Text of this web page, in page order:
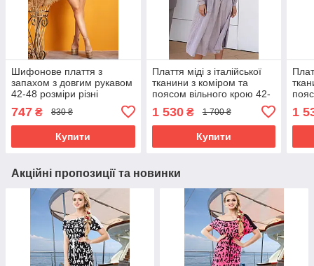
Шифонове плаття з
запахом з довгим рукавом
42-48 розміри різні
747 ₴ 830 ₴
Купити
Плаття міді з італійської
тканини з коміром та
поясом вільного крою 42-
52 розміри різні кольори
марсала
1 530₴ 1 700 ₴
Купити
1
Акційні пропозиції та новинки